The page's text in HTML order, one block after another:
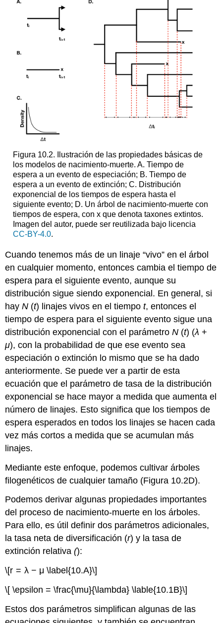
Figura 10.2. Ilustración de las propiedades básicas de
los modelos de nacimiento-muerte. A. Tiempo de
espera a un evento de especiación; B. Tiempo de
espera a un evento de extinción; C. Distribución
exponencial de los tiempos de espera hasta el
siguiente evento; D. Un árbol de nacimiento-muerte con
tiempos de espera, con x que denota taxones extintos.
Imagen del autor, puede ser reutilizada bajo licencia
CC-BY-4.0.
Cuando tenemos más de un linaje “vivo” en el árbol
en cualquier momento, entonces cambia el tiempo de
espera para el siguiente evento, aunque su
distribución sigue siendo exponencial. En general, si
hayN (t) linajes vivos en el tiempot, entonces el
tiempo de espera para el siguiente evento sigue una
distribución exponencial con el parámetroN (t) (λ +
μ), con la probabilidad de que ese evento sea
especiación o extinción lo mismo que se ha dado
anteriormente. Se puede ver a partir de esta
ecuación que el parámetro de tasa de la distribución
exponencial se hace mayor a medida que aumenta el
número de linajes. Esto significa que los tiempos de
espera esperados en todos los linajes se hacen cada
vez más cortos a medida que se acumulan más
linajes.
Mediante este enfoque, podemos cultivar árboles
filogenéticos de cualquier tamaño (Figura 10.2D).
Podemos derivar algunas propiedades importantes
del proceso de nacimiento-muerte en los árboles.
Para ello, es útil definir dos parámetros adicionales,
la tasa neta de diversificación (r) y la tasa de
extinción relativa():
\[r = λ − μ \label{10.A}\]
\[ \epsilon = \frac{\mu}{\lambda} \lable{10.1B}\]
Estos dos parámetros simplifican algunas de las